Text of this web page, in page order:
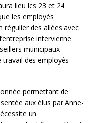
lieu les 23 et 24
les employés
régulier des allées avec
intervienne
municipaux
travail des employés
permettant de
aux élus par Anne-
un